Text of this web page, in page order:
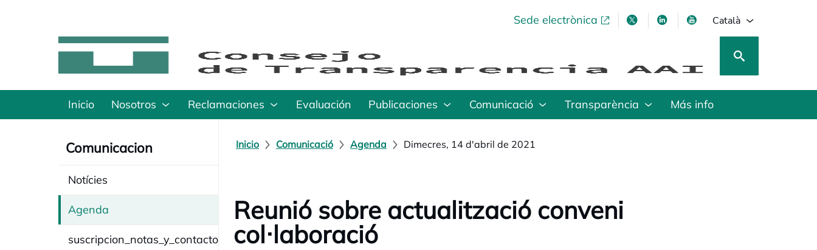
Sede electrònicaopens in a new tabopens in a new tab
opens in a new tab
opens in a new tab
Català
Inicio Nosotros Reclamaciones Evaluación Publicaciones Comunicació Transparència Más info
Comunicacion
Notícies
Agenda
suscripcion_notas_y_contacto
Inicio Comunicació Agenda Dimecres, 14 d'abril de 2021
Reunió sobre actualització conveni
col·laboració